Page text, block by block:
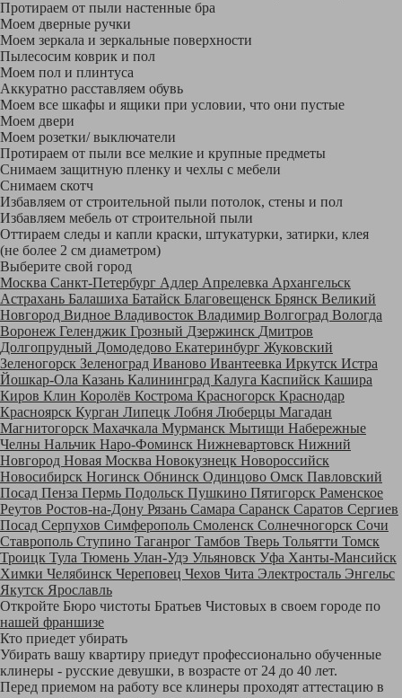
Протираем от пыли настенные бра
Моем дверные ручки
Моем зеркала и зеркальные поверхности
Пылесосим коврик и пол
Моем пол и плинтуса
Аккуратно расставляем обувь
Моем все шкафы и ящики при условии, что они пустые
Моем двери
Моем розетки/ выключатели
Протираем от пыли все мелкие и крупные предметы
Снимаем защитную пленку и чехлы с мебели
Снимаем скотч
Избавляем от строительной пыли потолок, стены и пол
Избавляем мебель от строительной пыли
Оттираем следы и капли краски, штукатурки, затирки, клея
(не более 2 см диаметром)
Выберите свой город
Москва Санкт-Петербург Адлер Апрелевка Архангельск
Астрахань Балашиха Батайск Благовещенск Брянск Великий
Новгород Видное Владивосток Владимир Волгоград Вологда
Воронеж Геленджик Грозный Дзержинск Дмитров
Долгопрудный Домодедово Екатеринбург Жуковский
Зеленогорск Зеленоград Иваново Ивантеевка Иркутск Истра
Йошкар-Ола Казань Калининград Калуга Каспийск Кашира
Киров Клин Королёв Кострома Красногорск Краснодар
Красноярск Курган Липецк Лобня Люберцы Магадан
Магнитогорск Махачкала Мурманск Мытищи Набережные
Челны Нальчик Наро-Фоминск Нижневартовск Нижний
Новгород Новая Москва Новокузнецк Новороссийск
Новосибирск Ногинск Обнинск Одинцово Омск Павловский
Посад Пенза Пермь Подольск Пушкино Пятигорск Раменское
Реутов Ростов-на-Дону Рязань Самара Саранск Саратов Сергиев
Посад Серпухов Симферополь Смоленск Солнечногорск Сочи
Ставрополь Ступино Таганрог Тамбов Тверь Тольятти Томск
Троицк Тула Тюмень Улан-Удэ Ульяновск Уфа Ханты-Мансийск
Химки Челябинск Череповец Чехов Чита Электросталь Энгельс
Якутск Ярославль
Откройте Бюро чистоты Братьев Чистовых в своем городе по
нашей франшизе
Кто приедет убирать
Убирать вашу квартиру приедут профессионально обученные
клинеры - русские девушки, в возрасте от 24 до 40 лет.
Перед приемом на работу все клинеры проходят аттестацию в